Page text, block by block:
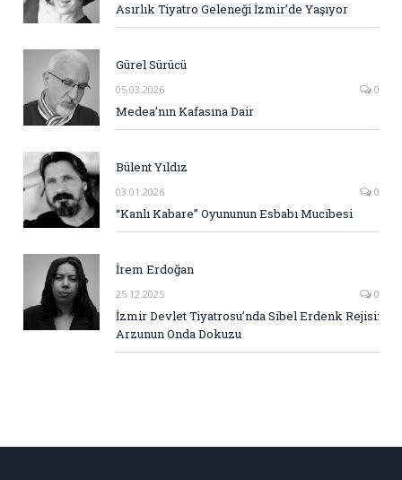
Asırlık Tiyatro Geleneği İzmir’de Yaşıyor
Gürel Sürücü
05.03.2026 0
Medea’nın Kafasına Dair
Bülent Yıldız
03.01.2026 0
“Kanlı Kabare” Oyununun Esbabı Mucibesi
İrem Erdoğan
25.12.2025 0
İzmir Devlet Tiyatrosu’nda Sibel Erdenk Rejisi:
Arzunun Onda Dokuzu